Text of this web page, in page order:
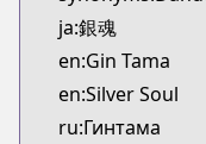
Kitsu
https://
CDJapan
CDJapan
https://
ja:銀魂
en:Gin Tama
en:Silver Soul
ru:Гинтама